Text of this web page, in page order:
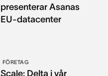
presenterar Asanas
EU-datacenter
FÖRETAG
Scale: Delta i vår